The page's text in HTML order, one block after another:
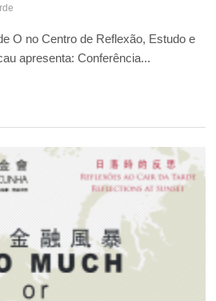
O no Centro de Reflexão, Estudo e
apresenta: Conferência...